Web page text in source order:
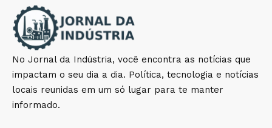
No Jornal da Indústria, você encontra as notícias que
impactam o seu dia a dia. Política, tecnologia e notícias
locais reunidas em um só lugar para te manter
informado.